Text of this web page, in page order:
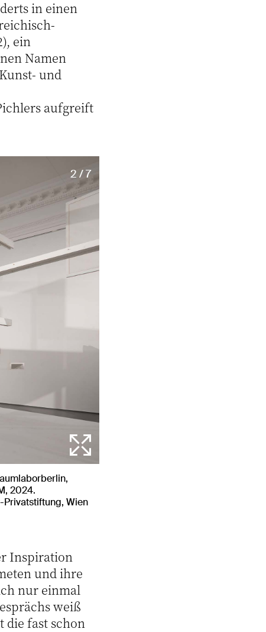
in einen
ein
Namen
und
aufgreift
2 / 7
2024.
Wien
Inspiration
und ihre
nur einmal
weiß
die fast schon